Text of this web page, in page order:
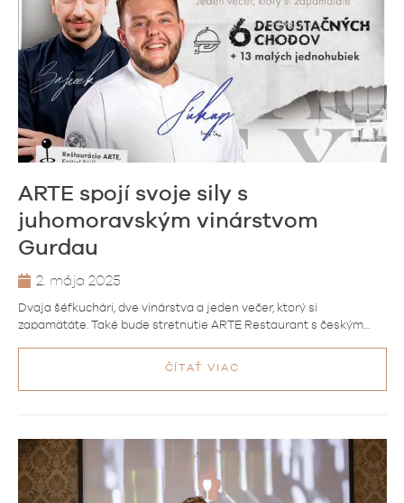
ARTE spojí svoje sily s
juhomoravským vinárstvom
Gurdau
2. mája 2025
Dvaja šéfkuchári, dve vinárstva a jeden večer, ktorý si
zapamätáte. Také bude stretnutie ARTE Restaurant s českým…
ČÍTAŤ VIAC